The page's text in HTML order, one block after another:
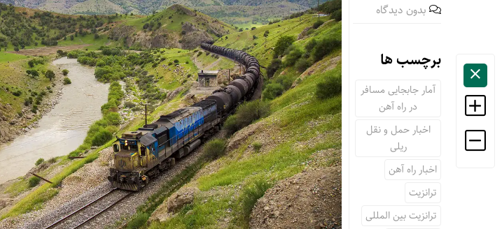
بدون دیدگاه
برچسب ها
آمار جابجایی مسافر
در راه آهن
اخبار حمل و نقل
ریلی
اخبار راه آهن
ترانزیت
ترانزیت بین المللی